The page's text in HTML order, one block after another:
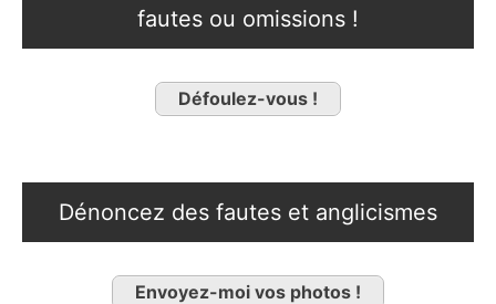
fautes ou omissions !
Défoulez-vous !
Dénoncez des fautes et anglicismes
Envoyez-moi vos photos !